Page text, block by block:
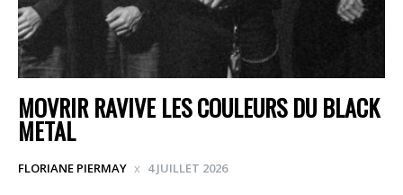
MOVRIR RAVIVE LES COULEURS DU BLACK
METAL
FLORIANE PIERMAY 4 JUILLET 2026